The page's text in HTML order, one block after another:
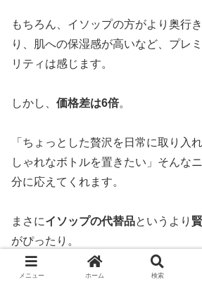
もちろん、イソップの方がより奥行
り、肌への保湿感が高いなど、プレ
リティは感じます。
しかし、 価格差は6倍。
「ちょっとした贅沢を日常に取り入
しゃれなボトルを置きたい」そんな
分に応えてくれます。
まさにイソップの代替品というより
がぴったり。
普段使いに無印、特別なシーンにイ
メニュー ホーム 検索